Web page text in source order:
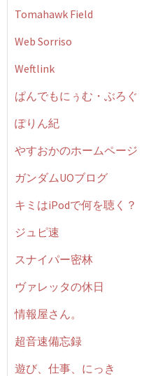
Tomahawk Field
Web Sorriso
Weftlink
ぱんでもにぅむ・ぶろぐ
ぽりん紀
やすおかのホームページ
ガンダムUOブログ
キミはiPodで何を聴く？
ジュピ速
スナイパー密林
ヴァレッタの休日
情報屋さん。
超音速備忘録
遊び、仕事、にっき